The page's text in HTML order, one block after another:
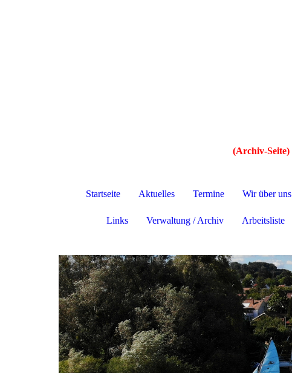
(Archiv-Seite)
Startseite Aktuelles Termine Wir über uns
Links Verwaltung / Archiv Arbeitsliste